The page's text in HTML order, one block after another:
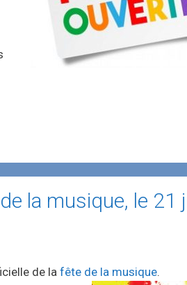
la musique, le 21
de la fête de la musique.